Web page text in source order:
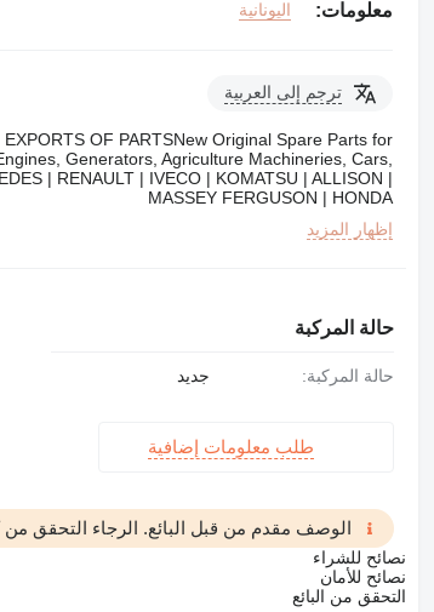
معلومات: اليونانية
ترجم إلى العربية
OF PARTSNew Original Spare Parts for
Generators, Agriculture Machineries, Cars,
| RENAULT | IVECO | KOMATSU | ALLISON |
MASSEY FERGUSON | HONDA
إظهار المزيد
حالة المركبة
حالة المركبة: جديد
طلب معلومات إضافية
الوصف مقدم من قبل البائع. الرجاء التحقق من
نصائح للشراء
نصائح للأمان
التحقق من البائع